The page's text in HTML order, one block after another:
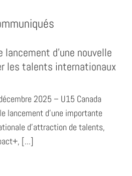
lancement d’une nouvelle
les talents internationaux
2025 – U15 Canada
lancement d’une importante
d’attraction de talents,
[...]